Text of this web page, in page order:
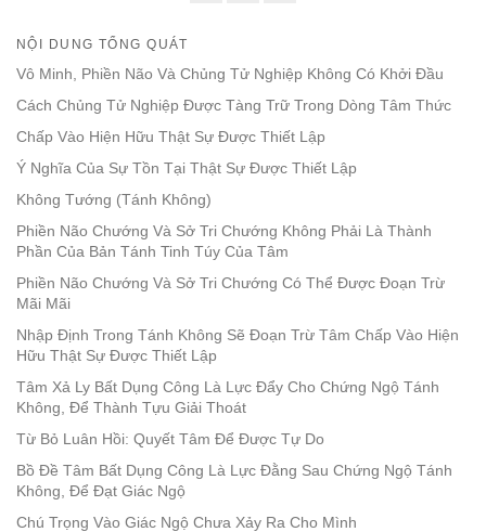
facebook
NỘI DUNG TỔNG QUÁT
Vô Minh, Phiền Não Và Chủng Tử Nghiệp Không Có Khởi Đầu
Cách Chủng Tử Nghiệp Được Tàng Trữ Trong Dòng Tâm Thức
Chấp Vào Hiện Hữu Thật Sự Được Thiết Lập
Ý Nghĩa Của Sự Tồn Tại Thật Sự Được Thiết Lập
Không Tướng (Tánh Không)
Phiền Não Chướng Và Sở Tri Chướng Không Phải Là Thành
Phần Của Bản Tánh Tinh Túy Của Tâm
Phiền Não Chướng Và Sở Tri Chướng Có Thể Được Đoạn Trừ
Mãi Mãi
Nhập Định Trong Tánh Không Sẽ Đoạn Trừ Tâm Chấp Vào Hiện
Hữu Thật Sự Được Thiết Lập
Tâm Xả Ly Bất Dụng Công Là Lực Đẩy Cho Chứng Ngộ Tánh
Không, Để Thành Tựu Giải Thoát
Từ Bỏ Luân Hồi: Quyết Tâm Để Được Tự Do
Bồ Đề Tâm Bất Dụng Công Là Lực Đằng Sau Chứng Ngộ Tánh
Không, Để Đạt Giác Ngộ
Chú Trọng Vào Giác Ngộ Chưa Xảy Ra Cho Mình